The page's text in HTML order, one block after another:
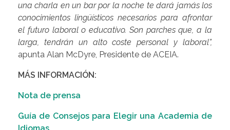
una charla en un bar por la noche te dará jamás los
conocimientos lingüísticos necesarios para afrontar
el futuro laboral o educativo. Son parches que, a la
larga, tendrán un alto coste personal y laboral”,
apunta Alan McDyre, Presidente de ACEIA.
MÁS INFORMACIÓN:
Nota de prensa
Guía de Consejos para Elegir una Academia de